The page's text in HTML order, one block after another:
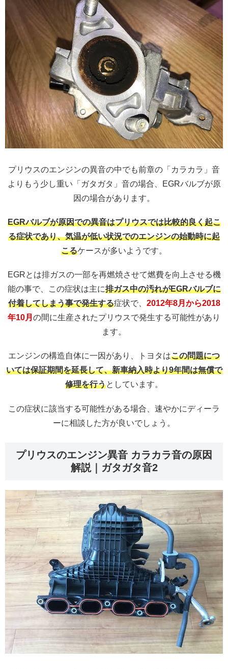
プリウスのエンジンの異音の中でも前章の「カラカラ」音
よりもう少し重い「ガタガタ」音の場合、EGRバルブが原
因の場合があります。
EGRバルブが原因での異音はプリウスでは比較的良く起こ
る症状であり、気温が低い状況でのエンジンの始動時に起
こるケースが多いようです。
EGRとは排ガスの一部を再燃焼させて燃費を向上させる機
能の事で、この症状は主に排ガス中の汚れがEGRバルブに
付着してしまう事で発生する症状で、 2012年8月から2018
年10月 の間に生産されたプリウスで発生する可能性があり
ます。
エンジンの構造自体に一因があり、トヨタはこの問題につ
いては保証期間を延長して、新車納入時より9年間は無償で
修理を行うとしています。
この症状に該当する可能性がある場合、速やかにディーラ
ーに相談した方が良いでしょう。
プリウスのエンジン異音 カラカラ音の原因
解説｜ガタガタ音2